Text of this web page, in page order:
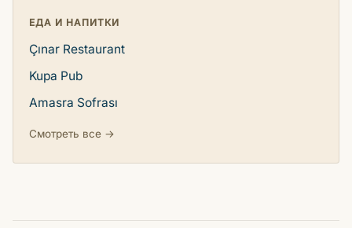
ЕДА И НАПИТКИ
Çınar Restaurant
Kupa Pub
Amasra Sofrası
Смотреть все →